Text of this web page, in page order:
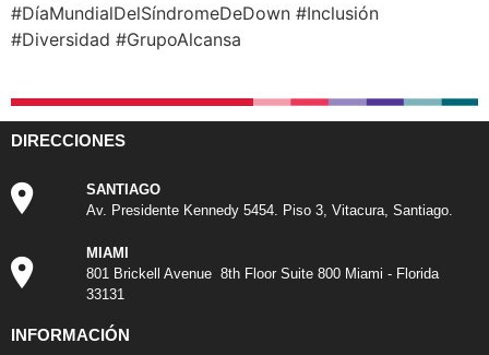
#DíaMundialDelSíndromeDeDown #Inclusión
#Diversidad #GrupoAlcansa
DIRECCIONES
SANTIAGO
Av. Presidente Kennedy 5454. Piso 3, Vitacura, Santiago.
MIAMI
801 Brickell Avenue 8th Floor Suite 800 Miami - Florida
33131
INFORMACIÓN